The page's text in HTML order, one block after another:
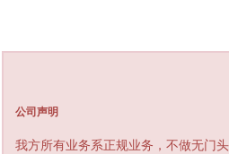
公司声明
我方所有业务系正规业务，不做无门